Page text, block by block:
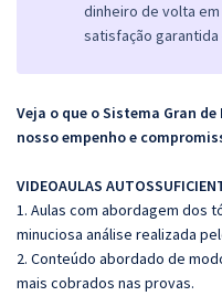
dinheiro de volta em
satisfação
Veja o que o Sistema Gran
nosso empenho e
VIDEOAULAS
1. Aulas com abordagem dos
minuciosa análise realizada
2. Conteúdo abordado de
mais cobrados nas provas.